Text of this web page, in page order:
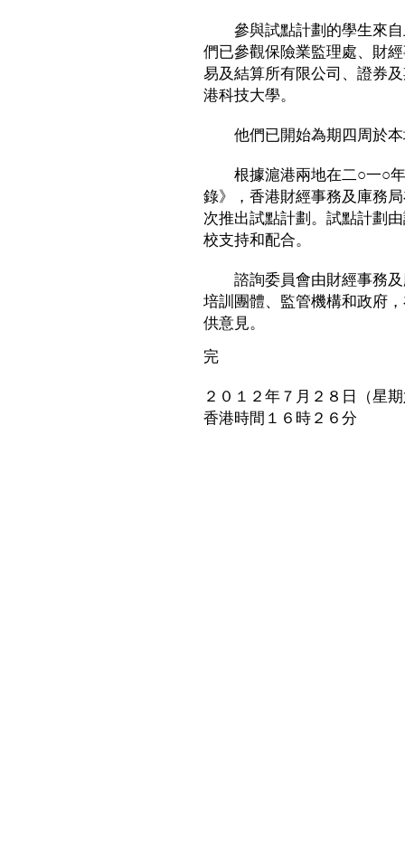
參與試點計劃的學生來自
們已參觀保險業監理處、財
易及結算所有限公司、證券
港科技大學。
他們已開始為期四周於本
根據滬港兩地在二○一○年
錄》，香港財經事務及庫務
次推出試點計劃。試點計劃
校支持和配合。
諮詢委員會由財經事務及
培訓團體、監管機構和政府
供意見。
完
２０１２年７月２８日（星
香港時間１６時２６分